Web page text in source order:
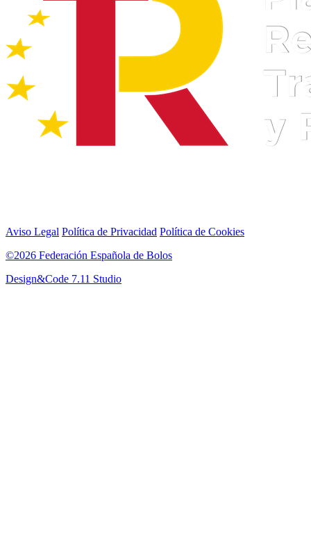
Aviso Legal Política de Privacidad Política de Cookies
©2026 Federación Española de Bolos
Design&Code 7.11 Studio